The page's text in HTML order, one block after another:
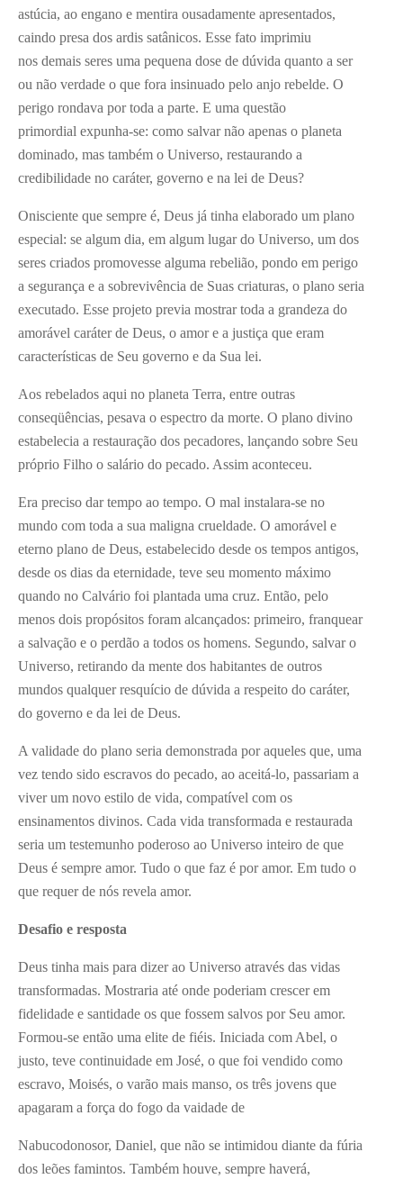
astúcia, ao engano e mentira ousadamente apresentados,
caindo presa dos ardis satânicos. Esse fato imprimiu
nos demais seres uma pequena dose de dúvida quanto a ser
ou não verdade o que fora insinuado pelo anjo rebelde. O
perigo rondava por toda a parte. E uma questão
primordial expunha-se: como salvar não apenas o planeta
dominado, mas também o Universo, restaurando a
credibilidade no caráter, governo e na lei de Deus?
Onisciente que sempre é, Deus já tinha elaborado um plano
especial: se algum dia, em algum lugar do Universo, um dos
seres criados promovesse alguma rebelião, pondo em perigo
a segurança e a sobrevivência de Suas criaturas, o plano seria
executado. Esse projeto previa mostrar toda a grandeza do
amorável caráter de Deus, o amor e a justiça que eram
características de Seu governo e da Sua lei.
Aos rebelados aqui no planeta Terra, entre outras
conseqüências, pesava o espectro da morte. O plano divino
estabelecia a restauração dos pecadores, lançando sobre Seu
próprio Filho o salário do pecado. Assim aconteceu.
Era preciso dar tempo ao tempo. O mal instalara-se no
mundo com toda a sua maligna crueldade. O amorável e
eterno plano de Deus, estabelecido desde os tempos antigos,
desde os dias da eternidade, teve seu momento máximo
quando no Calvário foi plantada uma cruz. Então, pelo
menos dois propósitos foram alcançados: primeiro, franquear
a salvação e o perdão a todos os homens. Segundo, salvar o
Universo, retirando da mente dos habitantes de outros
mundos qualquer resquício de dúvida a respeito do caráter,
do governo e da lei de Deus.
A validade do plano seria demonstrada por aqueles que, uma
vez tendo sido escravos do pecado, ao aceitá-lo, passariam a
viver um novo estilo de vida, compatível com os
ensinamentos divinos. Cada vida transformada e restaurada
seria um testemunho poderoso ao Universo inteiro de que
Deus é sempre amor. Tudo o que faz é por amor. Em tudo o
que requer de nós revela amor.
Desafio e resposta
Deus tinha mais para dizer ao Universo através das vidas
transformadas. Mostraria até onde poderiam crescer em
fidelidade e santidade os que fossem salvos por Seu amor.
Formou-se então uma elite de fiéis. Iniciada com Abel, o
justo, teve continuidade em José, o que foi vendido como
escravo, Moisés, o varão mais manso, os três jovens que
apagaram a força do fogo da vaidade de
Nabucodonosor, Daniel, que não se intimidou diante da fúria
dos leões famintos. Também houve, sempre haverá,